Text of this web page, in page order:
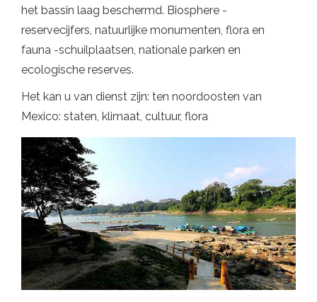
het bassin laag beschermd. Biosphere -
reservecijfers, natuurlijke monumenten, flora en
fauna -schuilplaatsen, nationale parken en
ecologische reserves.
Het kan u van dienst zijn: ten noordoosten van
Mexico: staten, klimaat, cultuur, flora